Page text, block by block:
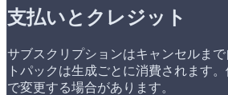
支払いとクレジット
サブスクリプションはキャンセルま
トパックは生成ごとに消費されます
で変更する場合があります。